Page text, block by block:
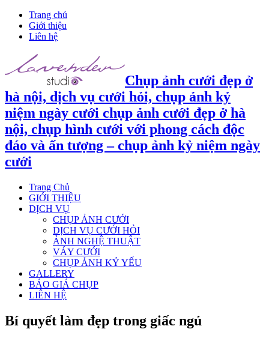
Trang chủ
Giới thiệu
Liên hệ
Chụp ảnh cưới đẹp ở
hà nội, dịch vụ cưới hỏi, chụp ảnh kỷ
niệm ngày cưới chụp ảnh cưới đẹp ở hà
nội, chụp hình cưới với phong cách độc
đáo và ấn tượng – chụp ảnh kỷ niệm ngày
cưới
Trang Chủ
GIỚI THIỆU
DỊCH VỤ
CHỤP ẢNH CƯỚI
DỊCH VỤ CƯỚI HỎI
ẢNH NGHỆ THUẬT
VÁY CƯỚI
CHỤP ẢNH KỶ YẾU
GALLERY
BÁO GIÁ CHỤP
LIÊN HỆ
Bí quyết làm đẹp trong giấc ngủ